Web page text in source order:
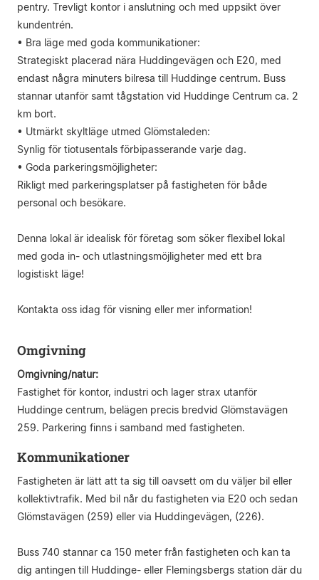
pentry. Trevligt kontor i anslutning och med uppsikt över
kundentrén.
• Bra läge med goda kommunikationer:
Strategiskt placerad nära Huddingevägen och E20, med
endast några minuters bilresa till Huddinge centrum. Buss
stannar utanför samt tågstation vid Huddinge Centrum ca. 2
km bort.
• Utmärkt skyltläge utmed Glömstaleden:
Synlig för tiotusentals förbipasserande varje dag.
• Goda parkeringsmöjligheter:
Rikligt med parkeringsplatser på fastigheten för både
personal och besökare.
Denna lokal är idealisk för företag som söker flexibel lokal
med goda in- och utlastningsmöjligheter med ett bra
logistiskt läge!
Kontakta oss idag för visning eller mer information!
Omgivning
Omgivning/natur:
Fastighet för kontor, industri och lager strax utanför
Huddinge centrum, belägen precis bredvid Glömstavägen
259. Parkering finns i samband med fastigheten.
Kommunikationer
Fastigheten är lätt att ta sig till oavsett om du väljer bil eller
kollektivtrafik. Med bil når du fastigheten via E20 och sedan
Glömstavägen (259) eller via Huddingevägen, (226).
Buss 740 stannar ca 150 meter från fastigheten och kan ta
dig antingen till Huddinge- eller Flemingsbergs station där du